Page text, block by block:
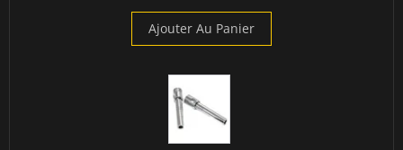
Ajouter Au Panier